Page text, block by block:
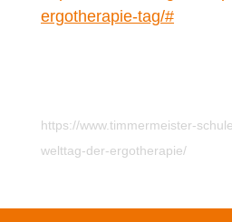
ergotherapie-tag/#
https://www.timmermeister-
welttag-der-ergotherapie/